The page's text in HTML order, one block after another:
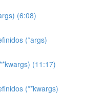
(6:08)
(*args)
(11:17)
(**kwargs)